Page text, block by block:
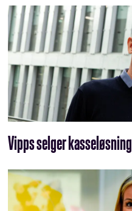
Vipps selger kasseløsning